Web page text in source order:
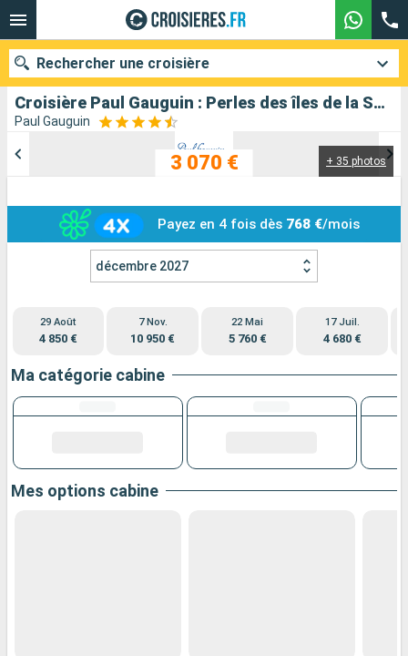
Croisière Paul Gauguin : Perles des îles de la Société au départ de Papeete
Paul Gauguin
+ 35 photos
3 070 €
Payez en 4 fois dès 768 €/mois
décembre 2027
29 Août
4 850 €
7 Nov.
10 950 €
22 Mai
5 760 €
17 Juil.
4 680 €
Ma catégorie cabine
Mes options cabine
Rechercher une croisière
Mois de départ
Ports Compagnies